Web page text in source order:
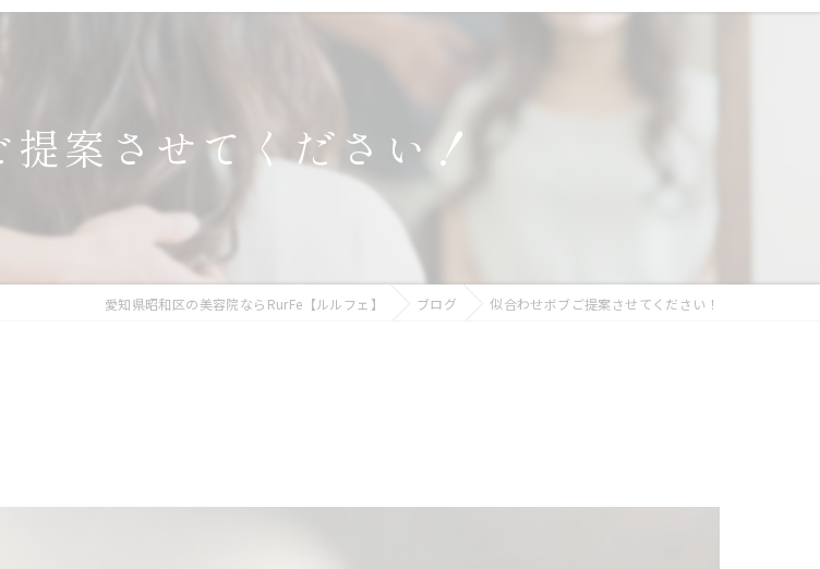
似合わせカット
フェイシャルエステ
案させてください！
愛知県昭和区の美容院ならRurFe【ルルフェ】 ブログ 似合わせボブご提案させてください！